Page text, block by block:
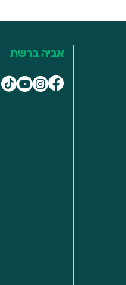
אביה ברשת